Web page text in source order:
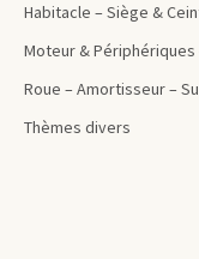
Habitacle – Siège &
Moteur &
Roue – Amortisseur –
Thèmes divers